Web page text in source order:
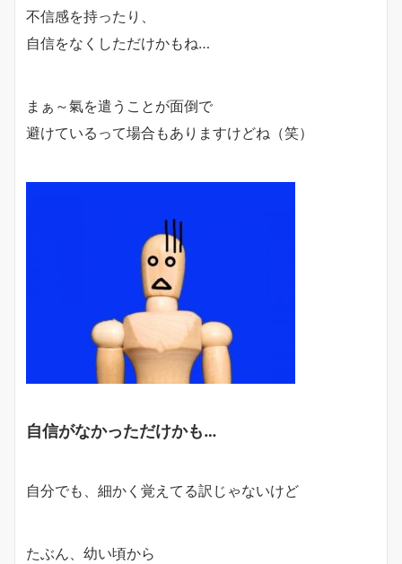
不信感を持ったり、
自信をなくしただけかもね…
まぁ～氣を遣うことが面倒で
避けているって場合もありますけどね（笑）
自信がなかっただけかも…
自分でも、細かく覚えてる訳じゃないけど
たぶん、幼い頃から